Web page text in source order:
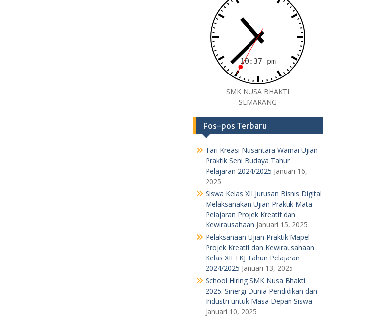
SMK NUSA BHAKTI
SEMARANG
Pos-pos Terbaru
Tari Kreasi Nusantara Warnai Ujian
Praktik Seni Budaya Tahun
Pelajaran 2024/2025 Januari 16,
2025
Siswa Kelas XII Jurusan Bisnis Digital
Melaksanakan Ujian Praktik Mata
Pelajaran Projek Kreatif dan
Kewirausahaan Januari 15, 2025
Pelaksanaan Ujian Praktik Mapel
Projek Kreatif dan Kewirausahaan
Kelas XII TKJ Tahun Pelajaran
2024/2025 Januari 13, 2025
School Hiring SMK Nusa Bhakti
2025: Sinergi Dunia Pendidikan dan
Industri untuk Masa Depan Siswa
Januari 10, 2025